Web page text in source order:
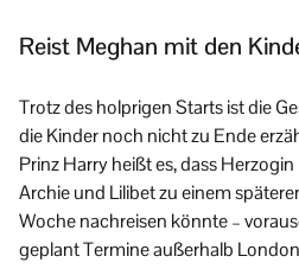
Reist Meghan mit den
Trotz des holprigen Starts ist die
die Kinder noch nicht zu Ende
Prinz Harry heißt es, dass
Archie und Lilibet zu einem
Woche nachreisen könnte –
geplant Termine außerhalb